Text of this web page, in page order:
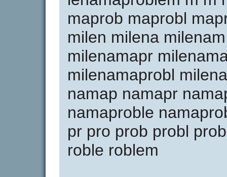
maprob maprobl
milen milena
milenamapr
milenamaprobl
namap namapr
namaproble
pr pro prob probl
roble roblem